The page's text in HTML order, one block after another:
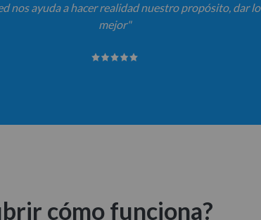
nos ayuda a hacer realidad nuestro propósito, dar lo
mejor"
cómo funciona?